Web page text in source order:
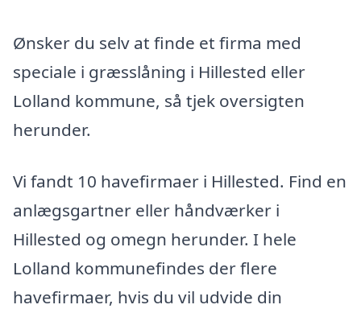
Ønsker du selv at finde et firma med
speciale i græsslåning i Hillested eller
Lolland kommune, så tjek oversigten
herunder.
Vi fandt 10 havefirmaer i Hillested. Find en
anlægsgartner eller håndværker i
Hillested og omegn herunder. I hele
Lolland kommunefindes der flere
havefirmaer, hvis du vil udvide din